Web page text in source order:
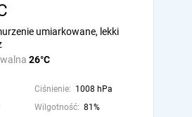
26°C
umiarkowane, lekki
Ciśnienie: 1008 hPa
Wilgotność: 81%